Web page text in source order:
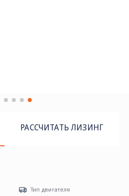
РАССЧИТАТЬ ЛИЗИНГ
Тип двигателя